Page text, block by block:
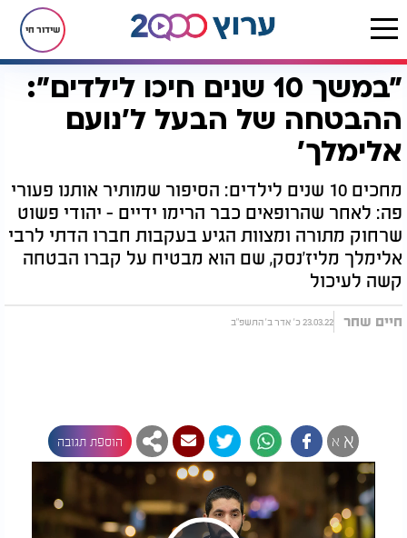
שידור חי
דף הבית יהדות "במשך 10 שנים חיכו לילדים": ההבטחה של הבעל ל'נועם אלימלך'
"במשך 10 שנים חיכו לילדים":
ההבטחה של הבעל ל'נועם
אלימלך'
מחכים 10 שנים לילדים: הסיפור שמותיר אותנו פעורי
פה: לאחר שהרופאים כבר הרימו ידיים - יהודי פשוט
שרחוק מתורה ומצוות הגיע בעקבות חברו הדתי לרבי
אלימלך מליז'נסק, שם הוא מבטיח על קברו הבטחה
קשה לעיכול
חיים שחר 23.03.22 כ' אדר ב' התשפ"ב
א א הוספת תגובה